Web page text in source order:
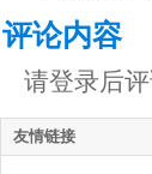
评论内容
请登录后
友情链接